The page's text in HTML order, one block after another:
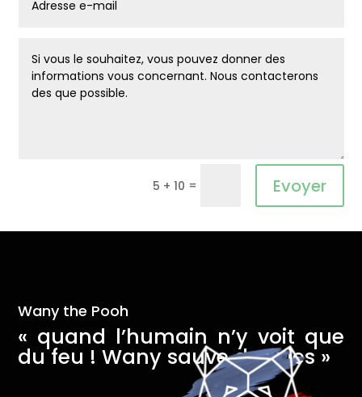
5 + 10 = Evoyer
Wany the Pooh
« quand l’humain n’y voit que
du feu ! Wany sauve des vies »